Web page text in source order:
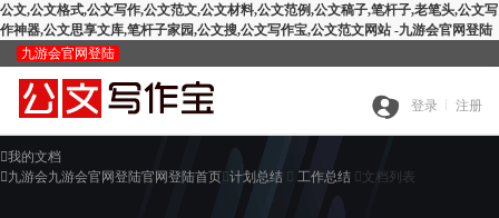
公文,公文格式,公文写作,公文范文,公文材料,公文范例,公文稿子,笔杆子,老笔头,公文写
作神器,公文思享文库,笔杆子家园,公文搜,公文写作宝,公文范文网站 -九游会官网登陆
九游会官网登陆
登录 注册
游
全
我的文档
九游会九游会官网登陆官网登陆首页计划总结  工作总结  文档列表